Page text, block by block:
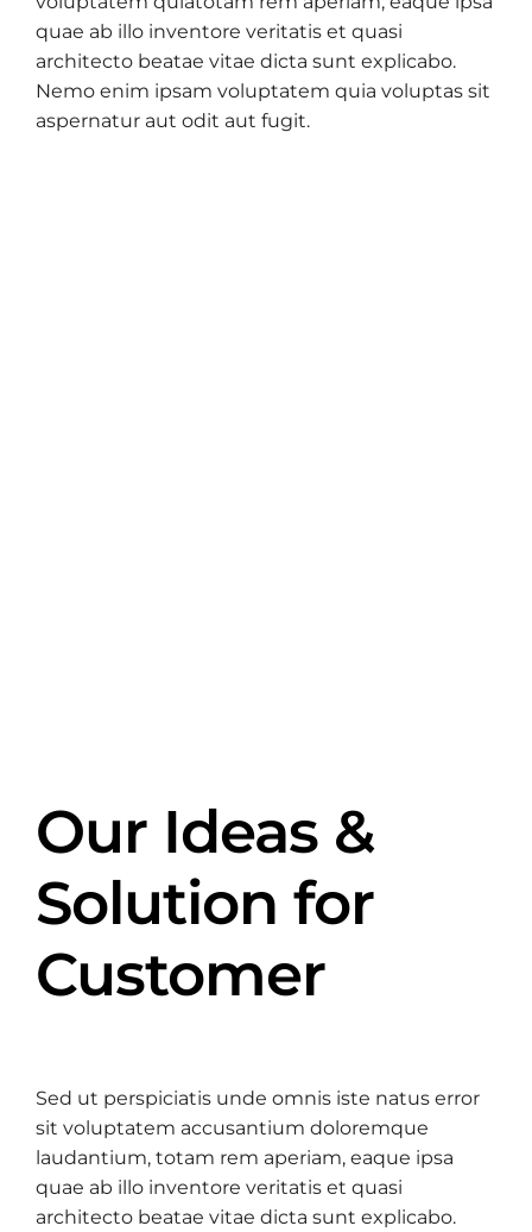
quae ab illo inventore veritatis et quasi
architecto beatae vitae dicta sunt explicabo.
Nemo enim ipsam voluptatem quia voluptas sit
aspernatur aut odit aut fugit.
Our Ideas &
Solution for
Customer
Sed ut perspiciatis unde omnis iste natus error
sit voluptatem accusantium doloremque
laudantium, totam rem aperiam, eaque ipsa
quae ab illo inventore veritatis et quasi
architecto beatae vitae dicta sunt explicabo.